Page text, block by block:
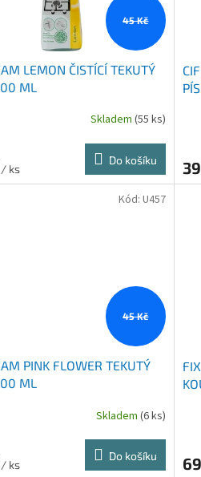
45 Kč
LEMON ČISTÍCÍ TEKUTÝ
ML
Skladem (55 ks)
/ ks
Do košíku
45 Kč
PINK FLOWER TEKUTÝ
ML
Skladem (6 ks)
/ ks
Do košíku
Kód: U457